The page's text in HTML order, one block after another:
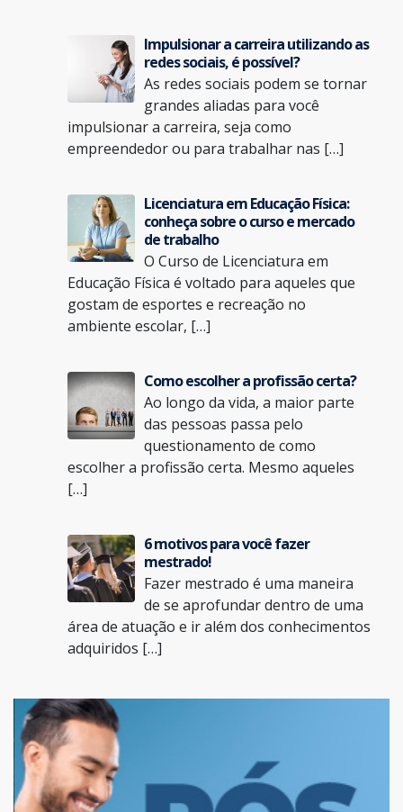
Impulsionar a carreira utilizando as
redes sociais, é possível?
As redes sociais podem se tornar
grandes aliadas para você
impulsionar a carreira, seja como
empreendedor ou para trabalhar nas […]
Licenciatura em Educação Física:
conheça sobre o curso e mercado
de trabalho
O Curso de Licenciatura em
Educação Física é voltado para aqueles que
gostam de esportes e recreação no
ambiente escolar, […]
Como escolher a profissão certa?
Ao longo da vida, a maior parte
das pessoas passa pelo
questionamento de como
escolher a profissão certa. Mesmo aqueles
[…]
6 motivos para você fazer
mestrado!
Fazer mestrado é uma maneira
de se aprofundar dentro de uma
área de atuação e ir além dos conhecimentos
adquiridos […]